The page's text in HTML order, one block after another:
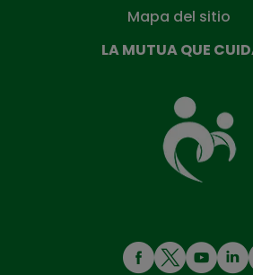
Mapa del sitio
LA MUTUA QUE
Mutua
que
cuida
de
MENÚ